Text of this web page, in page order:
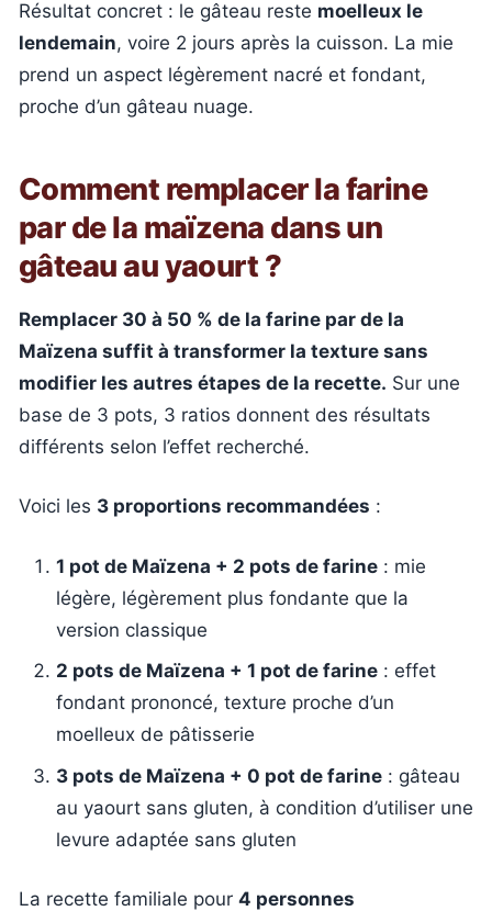
Résultat concret : le gâteau reste moelleux le
lendemain, voire 2 jours après la cuisson. La mie
prend un aspect légèrement nacré et fondant,
proche d’un gâteau nuage.
Comment remplacer la farine
par de la maïzena dans un
gâteau au yaourt ?
Remplacer 30 à 50 % de la farine par de la
Maïzena suffit à transformer la texture sans
modifier les autres étapes de la recette. Sur une
base de 3 pots, 3 ratios donnent des résultats
différents selon l’effet recherché.
Voici les 3 proportions recommandées :
1 pot de Maïzena + 2 pots de farine : mie
légère, légèrement plus fondante que la
version classique
2 pots de Maïzena + 1 pot de farine : effet
fondant prononcé, texture proche d’un
moelleux de pâtisserie
3 pots de Maïzena + 0 pot de farine : gâteau
au yaourt sans gluten, à condition d’utiliser une
levure adaptée sans gluten
La recette familiale pour 4 personnes